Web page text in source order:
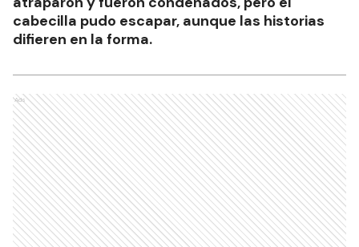
cabecilla pudo escapar, aunque las historias
difieren en la forma.
Ads